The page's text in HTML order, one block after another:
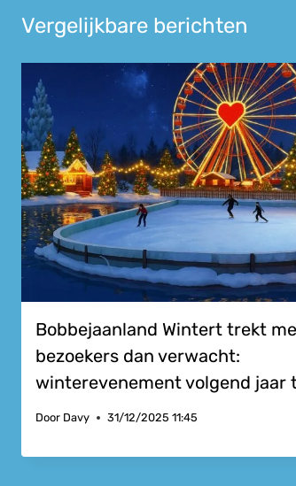
Vergelijkbare berichten
Bobbejaanland Wintert trekt
bezoekers dan verwacht:
winterevenement volgend jaar
Door Davy 31/12/2025 11:45